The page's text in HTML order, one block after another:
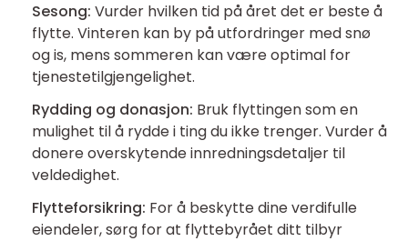
Sesong: Vurder hvilken tid på året det er beste å
flytte. Vinteren kan by på utfordringer med snø
og is, mens sommeren kan være optimal for
tjenestetilgjengelighet.
Rydding og donasjon: Bruk flyttingen som en
mulighet til å rydde i ting du ikke trenger. Vurder å
donere overskytende innredningsdetaljer til
veldedighet.
Flytteforsikring: For å beskytte dine verdifulle
eiendeler, sørg for at flyttebyrået ditt tilbyr